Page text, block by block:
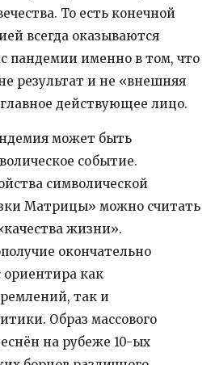
То есть конечной
всегда оказываются
пандемии именно в том, что
результат и не «внешняя
действующее лицо.
может быть
событие.
символической
Матрицы» можно считать
жизни».
окончательно
ориентира как
так и
Образ массового
на рубеже 10-ых